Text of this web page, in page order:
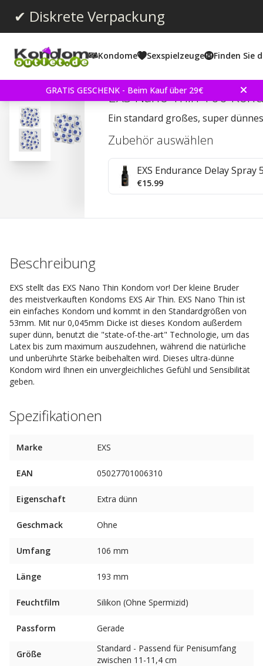
✔ Diskrete Verpackung
Kondome Sexspielzeuge Finden Sie
GRATIS GESCHENK - Beim Kauf über 29€
Durchschnittliche
abgegebene bewertungen:
EXS Nano Thin 100
Ein standard großes, super
Zubehör auswählen
EXS Endurance Delay Spray
€15.99
Beschreibung
EXS stellt das EXS Nano Thin Kondom vor! Der kleine Bruder
des meistverkauften Kondoms EXS Air Thin. EXS Nano Thin ist
ein einfaches Kondom und kommt in den Standardgrößen von
53mm. Mit nur 0,045mm Dicke ist dieses Kondom außerdem
super dünn, benutzt die "state-of-the-art" Technologie, um das
Latex bis zum maximum auszudehnen, während die natürliche
und unberührte Stärke beibehalten wird. Dieses ultra-dünne
Kondom wird Ihnen ein unvergleichliches Gefühl und Sensibilität
geben.
Spezifikationen
Marke EXS
EAN 05027701006310
Eigenschaft Extra dünn
Geschmack Ohne
Umfang 106 mm
Länge 193 mm
Feuchtfilm Silikon (Ohne Spermizid)
Passform Gerade
Größe
Standard - Passend für Penisumfang
zwischen 11-11,4 cm